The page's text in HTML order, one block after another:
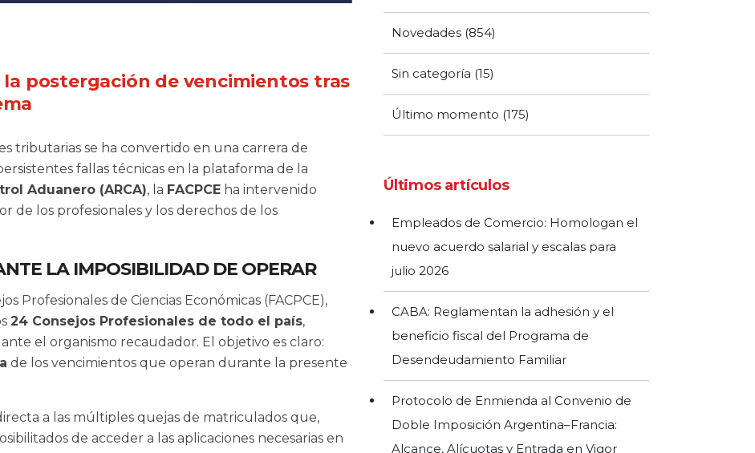
la postergación de vencimientos tras
tributarias se ha convertido en una carrera de
fallas técnicas en la plataforma de la
Aduanero (ARCA), la FACPCE ha intervenido
de los profesionales y los derechos de los
LA IMPOSIBILIDAD DE OPERAR
Profesionales de Ciencias Económicas (FACPCE),
24 Consejos Profesionales de todo el país,
el organismo recaudador. El objetivo es claro:
de los vencimientos que operan durante la presente
a las múltiples quejas de matriculados que,
de acceder a las aplicaciones necesarias en
Novedades (854)
Sin categoría (15)
Último momento (175)
Últimos artículos
Empleados de Comercio: Homologan el
nuevo acuerdo salarial y escalas para
julio 2026
CABA: Reglamentan la adhesión y el
beneficio fiscal del Programa de
Desendeudamiento Familiar
Protocolo de Enmienda al Convenio de
Doble Imposición Argentina–Francia:
Alcance, Alícuotas y Entrada en Vigor